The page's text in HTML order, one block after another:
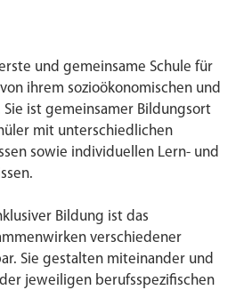
und gemeinsame Schule für
ihrem sozioökonomischen und
ist gemeinsamer Bildungsort
mit unterschiedlichen
sowie individuellen Lern- und
Bildung ist das
verschiedener
Sie gestalten miteinander und
jeweiligen berufsspezifischen